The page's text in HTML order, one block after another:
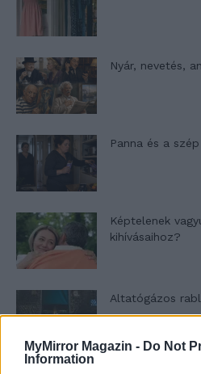
MyMirror Magazin - Do Not
Information
Nyár, nevetés,
Panna és a
Képtelenek
kihívásaihoz?
Altatógázos